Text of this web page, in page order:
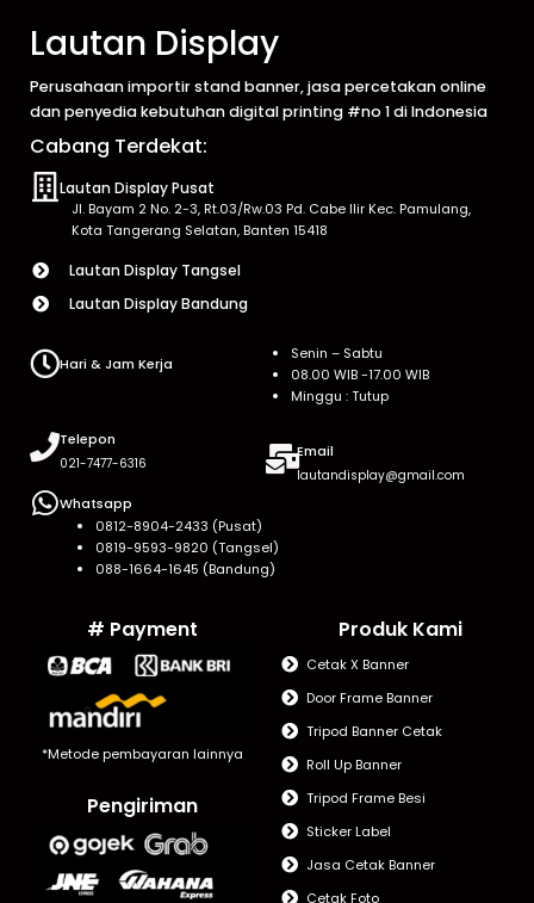
Lautan Display
Perusahaan importir stand banner, jasa percetakan online
dan penyedia kebutuhan digital printing #no 1 di Indonesia
Cabang Terdekat:
Lautan Display Pusat
Jl. Bayam 2 No. 2-3, Rt.03/Rw.03 Pd. Cabe Ilir Kec. Pamulang,
Kota Tangerang Selatan, Banten 15418
Lautan Display Tangsel
Lautan Display Bandung
Hari & Jam Kerja
Senin – Sabtu
08.00 WIB -17.00 WIB
Minggu : Tutup
Telepon
021-7477-6316
Email
lautandisplay@gmail.com
Whatsapp
0812-8904-2433 (Pusat)
0819-9593-9820 (Tangsel)
088-1664-1645 (Bandung)
# Payment
*Metode pembayaran lainnya
Pengiriman
Produk Kami
Cetak X Banner
Door Frame Banner
Tripod Banner Cetak
Roll Up Banner
Tripod Frame Besi
Sticker Label
Jasa Cetak Banner
Cetak Foto